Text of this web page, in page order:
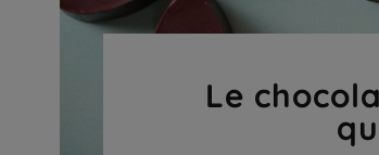
Le